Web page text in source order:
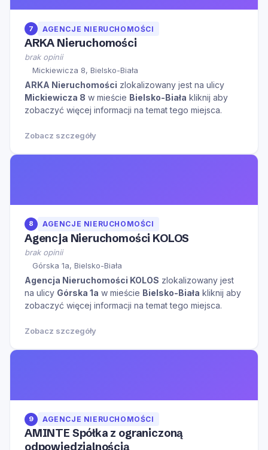
7 AGENCJE NIERUCHOMOŚCI
ARKA Nieruchomości
brak opinii
Mickiewicza 8, Bielsko-Biała
ARKA Nieruchomości zlokalizowany jest na ulicy
Mickiewicza 8 w mieście Bielsko-Biała kliknij aby
zobaczyć więcej informacji na temat tego miejsca.
Zobacz szczegóły
8 AGENCJE NIERUCHOMOŚCI
Agencja Nieruchomości KOLOS
brak opinii
Górska 1a, Bielsko-Biała
Agencja Nieruchomości KOLOS zlokalizowany jest
na ulicy Górska 1a w mieście Bielsko-Biała kliknij aby
zobaczyć więcej informacji na temat tego miejsca.
Zobacz szczegóły
9 AGENCJE NIERUCHOMOŚCI
AMINTE Spółka z ograniczoną
odpowiedzialnością